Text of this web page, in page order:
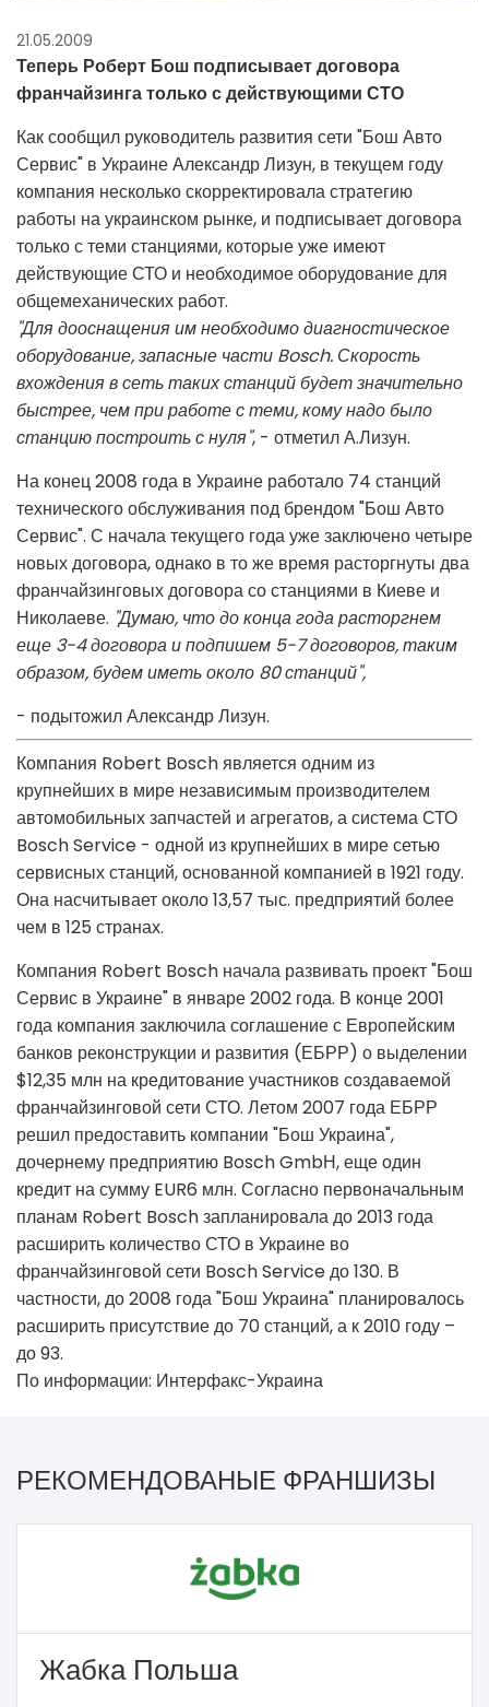
21.05.2009
Теперь Роберт Бош подписывает договора
франчайзинга только с действующими СТО
Как сообщил руководитель развития сети "Бош Авто
Сервис" в Украине Александр Лизун, в текущем году
компания несколько скорректировала стратегию
работы на украинском рынке, и подписывает договора
только с теми станциями, которые уже имеют
действующие СТО и необходимое оборудование для
общемеханических работ.
"Для дооснащения им необходимо диагностическое
оборудование, запасные части Bosch. Скорость
вхождения в сеть таких станций будет значительно
быстрее, чем при работе с теми, кому надо было
станцию построить с нуля", - отметил А.Лизун.
На конец 2008 года в Украине работало 74 станций
технического обслуживания под брендом "Бош Авто
Сервис". С начала текущего года уже заключено четыре
новых договора, однако в то же время расторгнуты два
франчайзинговых договора со станциями в Киеве и
Николаеве. "Думаю, что до конца года расторгнем
еще 3-4 договора и подпишем 5-7 договоров, таким
образом, будем иметь около 80 станций",
- подытожил Александр Лизун.
Компания Robert Bosch является одним из
крупнейших в мире независимым производителем
автомобильных запчастей и агрегатов, а система СТО
Bosch Service - одной из крупнейших в мире сетью
сервисных станций, основанной компанией в 1921 году.
Она насчитывает около 13,57 тыс. предприятий более
чем в 125 странах.
Компания Robert Bosch начала развивать проект "Бош
Сервис в Украине" в январе 2002 года. В конце 2001
года компания заключила соглашение с Европейским
банков реконструкции и развития (ЕБРР) о выделении
$12,35 млн на кредитование участников создаваемой
франчайзинговой сети СТО. Летом 2007 года ЕБРР
решил предоставить компании "Бош Украина",
дочернему предприятию Bosch GmbН, еще один
кредит на сумму EUR6 млн. Согласно первоначальным
планам Robert Bosch запланировала до 2013 года
расширить количество СТО в Украине во
франчайзинговой сети Bosch Service до 130. В
частности, до 2008 года "Бош Украина" планировалось
расширить присутствие до 70 станций, а к 2010 году –
до 93.
По информации: Интерфакс-Украина
РЕКОМЕНДОВАНЫЕ ФРАНШИЗЫ
Жабка Польша